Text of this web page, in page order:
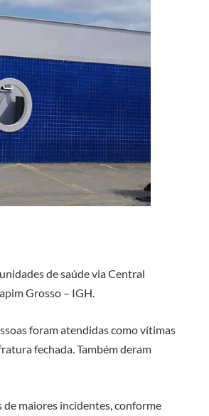
de saúde via Central
Grosso – IGH.
foram atendidas como vítimas
fechada. Também deram
maiores incidentes, conforme